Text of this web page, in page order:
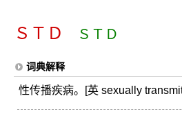
ＳＴＤ ＳＴＤ
词典解释
性传播疾病。[英 sexually